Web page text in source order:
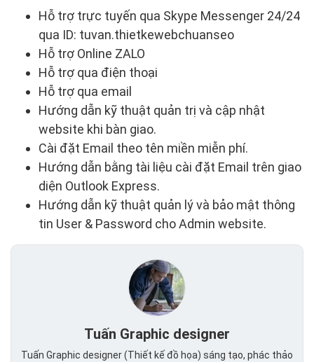
Hỗ trợ trực tuyến qua Skype Messenger 24/24
qua ID: tuvan.thietkewebchuanseo
Hỗ trợ Online ZALO
Hỗ trợ qua điện thoại
Hỗ trợ qua email
Hướng dẫn kỹ thuật quản trị và cập nhật
website khi bàn giao.
Cài đặt Email theo tên miền miễn phí.
Hướng dẫn bằng tài liệu cài đặt Email trên giao
diện Outlook Express.
Hướng dẫn kỹ thuật quản lý và bảo mật thông
tin User & Password cho Admin website.
Tuấn Graphic designer
Tuấn Graphic designer (Thiết kế đồ họa) sáng tạo, phác thảo